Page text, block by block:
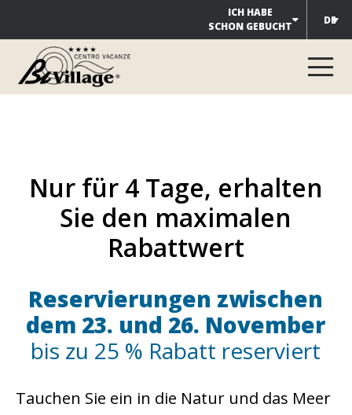
springen
ICH HABE
SCHON GEBUCHT
DE
Nur für 4 Tage, erhalten
Sie den maximalen
Rabattwert
Reservierungen zwischen
dem 23. und 26. November
bis zu 25 % Rabatt reserviert
Tauchen Sie ein in die Natur und das Meer